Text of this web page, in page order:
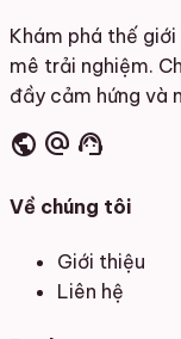
Khám phá thế
mê trải nghiệm.
đầy cảm hứng và
public alternate_email support_agent
Về chúng tôi
Giới thiệu
Liên hệ